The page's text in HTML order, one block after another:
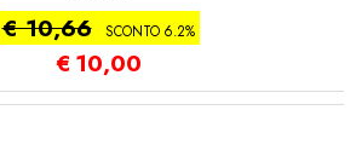
€ 10,66 SCONTO 6.2%
€ 10,00